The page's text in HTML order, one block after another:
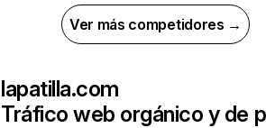
Ver más competidores →
lapatilla.com
Tráfico web orgánico y de